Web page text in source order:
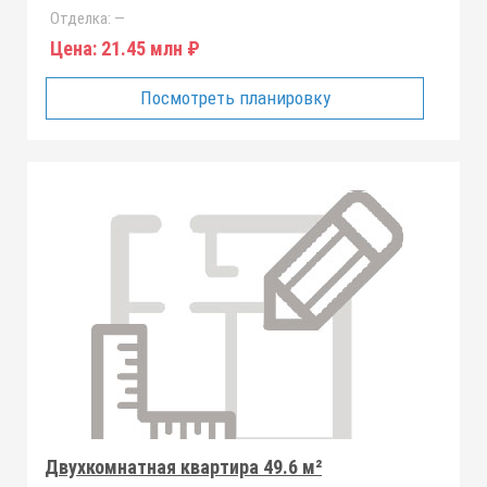
Отделка: —
Цена: 21.45 млн ₽
Посмотреть планировку
Двухкомнатная квартира 49.6 м²